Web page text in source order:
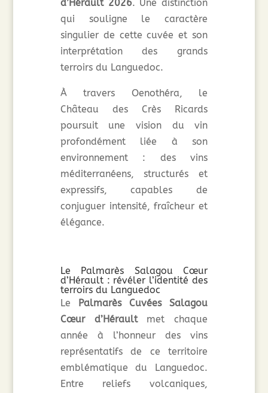
d’Hérault 2026. Une distinction
qui souligne le caractère
singulier de cette cuvée et son
interprétation des grands
terroirs du Languedoc.
À travers Oenothéra, le
Château des Crès Ricards
poursuit une vision du vin
profondément liée à son
environnement : des vins
méditerranéens, structurés et
expressifs, capables de
conjuguer intensité, fraîcheur et
élégance.
Le Palmarès Salagou Cœur
d’Hérault : révéler l’identité des
terroirs du Languedoc
Le Palmarès Cuvées Salagou
Cœur d’Héraultmet chaque
année à l’honneur des vins
représentatifs de ce territoire
emblématique du Languedoc.
Entre reliefs volcaniques,